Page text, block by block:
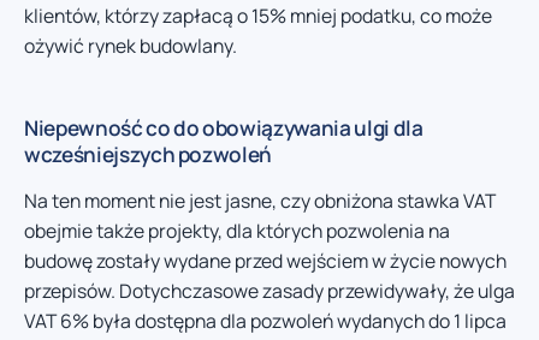
klientów, którzy zapłacą o 15% mniej podatku, co może
ożywić rynek budowlany.
Niepewność co do obowiązywania ulgi dla
wcześniejszych pozwoleń
Na ten moment nie jest jasne, czy obniżona stawka VAT
obejmie także projekty, dla których pozwolenia na
budowę zostały wydane przed wejściem w życie nowych
przepisów. Dotychczasowe zasady przewidywały, że ulga
VAT 6% była dostępna dla pozwoleń wydanych do 1 lipca